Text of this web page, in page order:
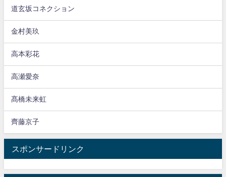
道玄坂コネクション
金村美玖
高本彩花
高瀬愛奈
髙橋未来虹
齊藤京子
スポンサードリンク